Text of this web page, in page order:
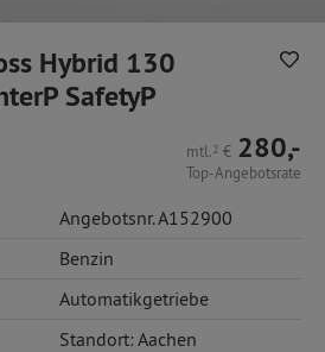
Hybrid 130
SafetyP
mtl.2 € 280,-
Top-Angebotsrate
Angebotsnr. A152900
Benzin
Automatikgetriebe
Standort: Aachen